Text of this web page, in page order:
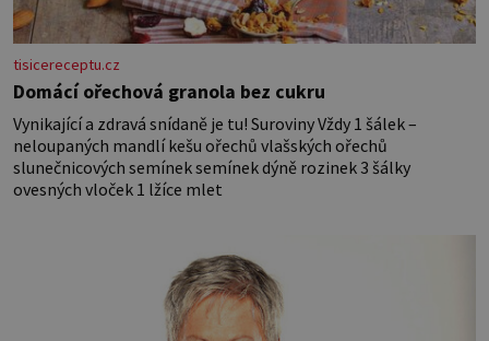
tisicereceptu.cz
Domácí ořechová granola bez cukru
Vynikající a zdravá snídaně je tu! Suroviny Vždy 1 šálek –
neloupaných mandlí kešu ořechů vlašských ořechů
slunečnicových semínek semínek dýně rozinek 3 šálky
ovesných vloček 1 lžíce mlet